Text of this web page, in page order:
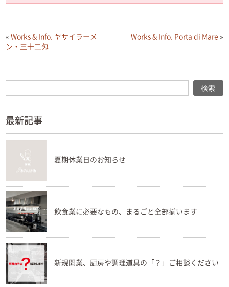
«Works & Info. ヤサイラーメ
ン・三十二匁
Works & Info. Porta di Mare »
検索
最新記事
夏期休業日のお知らせ
飲食業に必要なもの、まるごと全部揃います
新規開業、厨房や調理道具の「？」ご相談ください